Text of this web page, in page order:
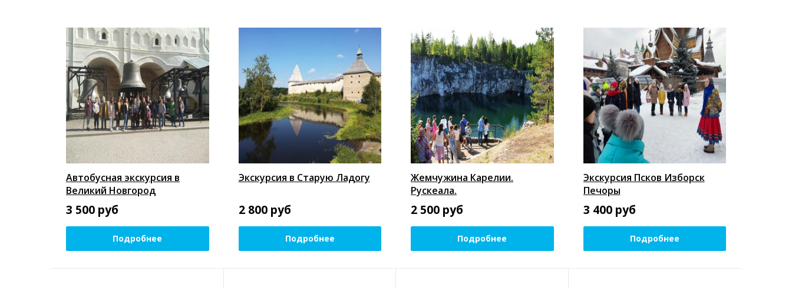
Автобусная экскурсия в
Великий Новгород
3 500 руб
Подробнее
Экскурсия в Старую Ладогу
2 800 руб
Подробнее
Жемчужина Карелии.
Рускеала.
2 500 руб
Подробнее
Экскурсия Псков Изборск
Печоры
3 400 руб
Подробнее